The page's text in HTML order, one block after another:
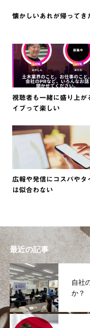
懐かしいあれが帰ってき
視聴者も一緒に盛り上が
イブって楽しい
広報や発信にコスパやタ
は似合わない
最近の記事
自社
か？